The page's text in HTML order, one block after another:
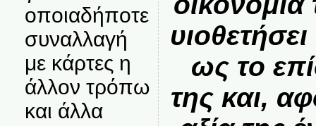
οποιαδήποτε
συναλλαγή
με κάρτες η
άλλον τρόπω
και άλλα
ως το
της και,